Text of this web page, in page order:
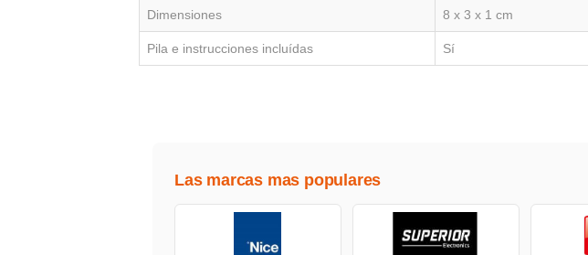
Dimensiones 8 x 3 x 1 cm
Pila e instrucciones incluídas Sí
Las marcas mas populares